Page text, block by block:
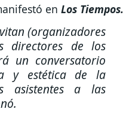
en Los Tiempos.
(organizadores
directores de los
un conversatorio
y estética de la
asistentes a las